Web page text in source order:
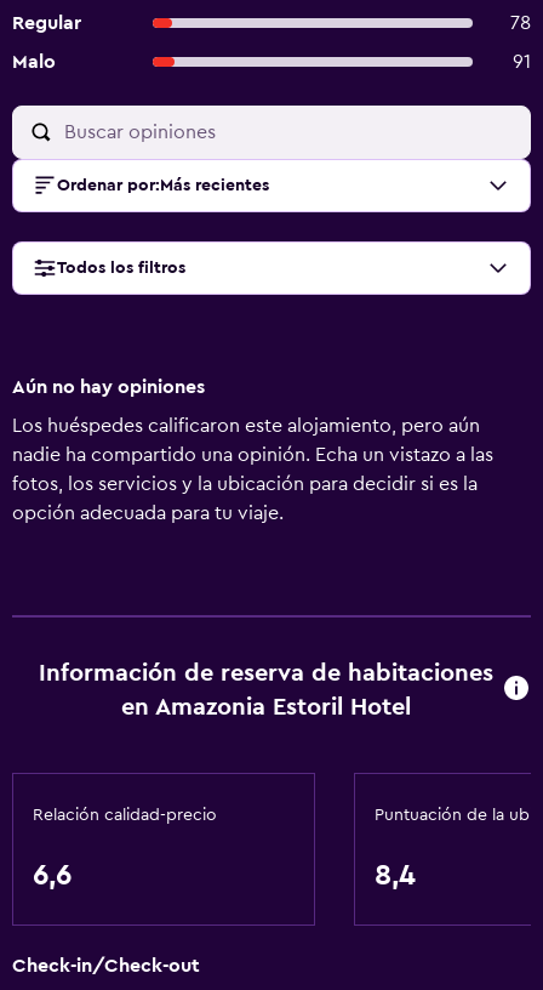
Regular
78
Malo
91
Ordenar por: Más recientes
Todos los filtros
Aún no hay opiniones
Los huéspedes calificaron este alojamiento, pero aún
nadie ha compartido una opinión. Echa un vistazo a las
fotos, los servicios y la ubicación para decidir si es la
opción adecuada para tu viaje.
Información de reserva de habitaciones
en Amazonia Estoril Hotel
Relación calidad-precio
6,6
Puntuación de la
8,4
Check-in/Check-out